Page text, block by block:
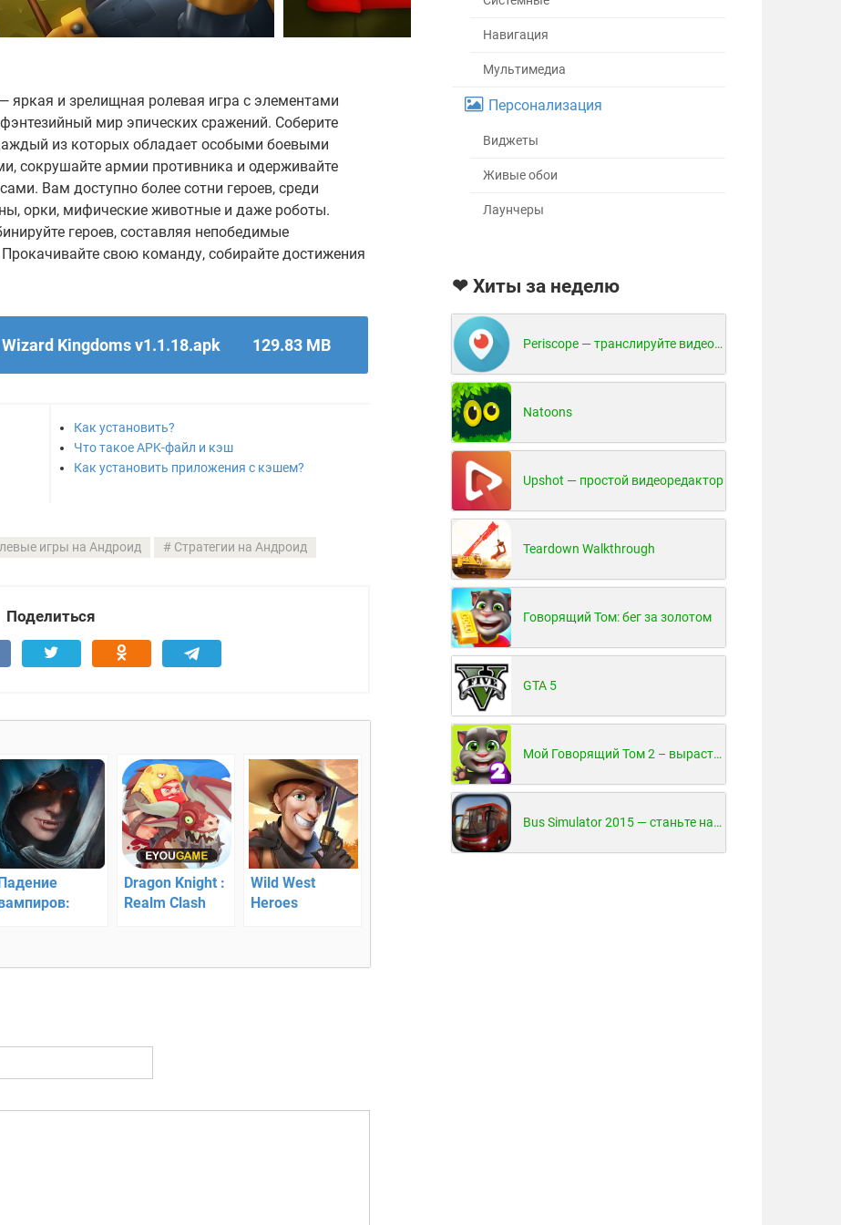
яркая и зрелищная ролевая игра с элементами
мир эпических сражений. Соберите
из которых обладает особыми боевыми
сокрушайте армии противника и одерживайте
Вам доступно более сотни героев, среди
орки, мифические животные и даже роботы.
героев, составляя непобедимые
свою команду, собирайте достижения
Kingdoms v1.1.18.apk 129.83 MB
Как установить?
Что такое APK-файл и кэш
Как установить приложения с кэшем?
игры на Андроид Стратегии на Андроид
Поделиться
Dragon Knight :
Realm Clash
Wild West
Heroes
Навигация
Мультимедиа
Персонализация
Виджеты
Живые обои
Лаунчеры
❤ Хиты за неделю
Periscope — транслируйте видео в реальном времени!
Natoons
Upshot — простой видеоредактор
Teardown Walkthrough
Говорящий Том: бег за золотом
GTA 5
Мой Говорящий Том 2 – вырасти и воспитай своего котенка
Bus Simulator 2015 — станьте настоящим водителем автобуса!